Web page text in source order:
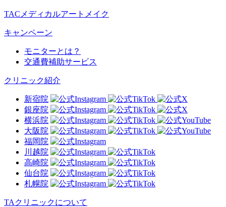
TACメディカルアートメイク
キャンペーン
モニターとは？
交通費補助サービス
クリニック紹介
新宿院
銀座院
横浜院
大阪院
福岡院
川越院
高崎院
仙台院
札幌院
TAクリニックについて